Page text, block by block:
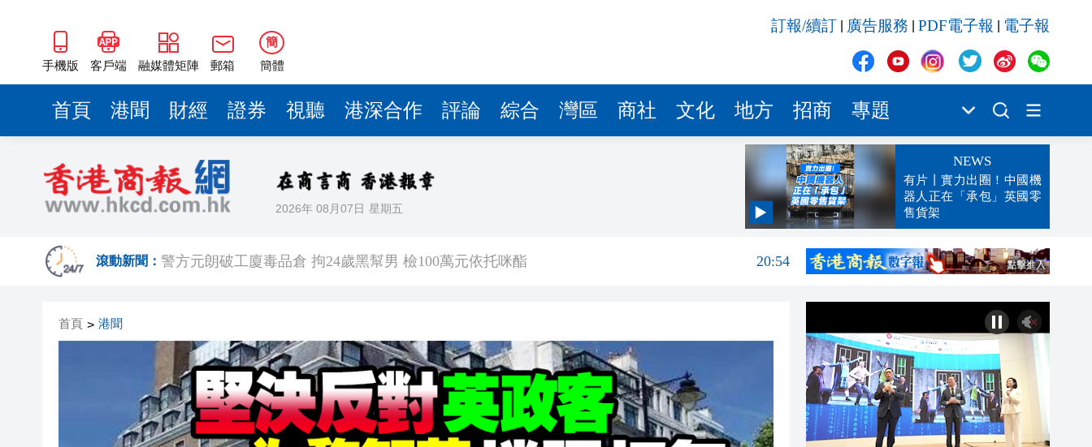
手機版 客戶端 融媒體矩陣 郵箱
簡
簡體
訂報/續訂 廣告服務 PDF電子報 電子報
首頁 港聞 財經 證券 視聽 港深合作 評論 綜合 灣區 商社 文化 地方 招商 專題
2026年 08月07日 星期五
NEWS
有片丨實力出圈！中國機
器人正在「承包」英國零
售貨架
滾動新聞：
21:01
警方元朗破工廈毒品倉 拘24歲黑幫男 檢100萬元依托咪酯
20:54
無人駕駛駛入嶺南水鄉 19國青年點讚南沙加速度
港產AI餐飲服務系統 機場首度登場
港區人大代表團考察安徽蕪湖 聚焦產業升級、智能製造與文旅融合
19:38
首頁 > 港聞